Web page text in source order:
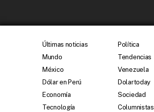
Últimas noticias
Mundo
México
Dólar en Perú
Política
Tendencias
Venezuela
Dolartoday
Economía
Tecnología
Sociedad
Columnistas